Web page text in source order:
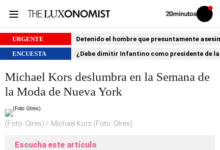
Volver
Iniciar
sesión
URGENTE
Detenido el hombre que presuntamente
ENCUESTA
¿Debe dimitir Infantino como presidente de
Michael Kors deslumbra en la Semana de
la Moda de Nueva York
(Foto: Gtres) Michael Kors (Foto: Gtres)
Escucha este artículo